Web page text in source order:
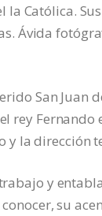
Católica.
Ávida
San Juan
rey Fernando
y la dirección
y
su